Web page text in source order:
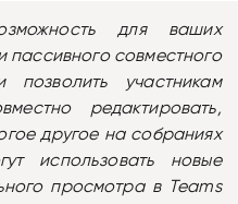
для ваших
пассивного совместного
позволить участникам
редактировать,
другое на собраниях
использовать новые
просмотра в Teams